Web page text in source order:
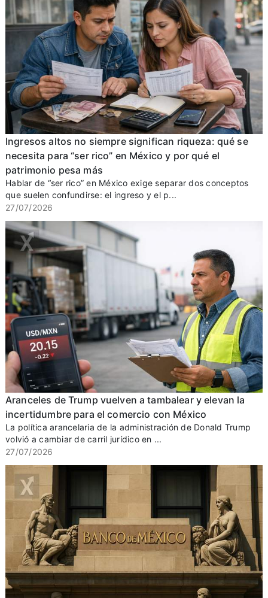
Ingresos altos no siempre significan riqueza: qué se
necesita para “ser rico” en México y por qué el
patrimonio pesa más
Hablar de “ser rico” en México exige separar dos conceptos
que suelen confundirse: el ingreso y el p...
27/07/2026
Aranceles de Trump vuelven a tambalear y elevan la
incertidumbre para el comercio con México
La política arancelaria de la administración de Donald Trump
volvió a cambiar de carril jurídico en ...
27/07/2026